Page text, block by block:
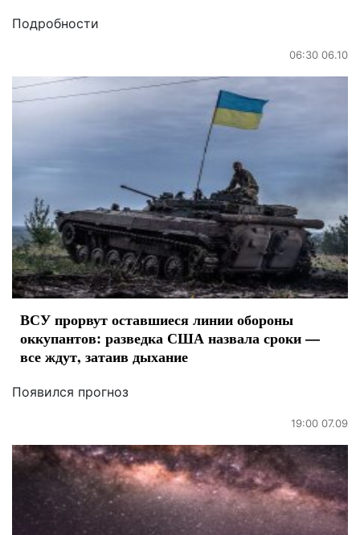
Подробности
06:30 06.10
ВСУ прорвут оставшиеся линии обороны
оккупантов: разведка США назвала сроки —
все ждут, затаив дыхание
Появился прогноз
19:00 07.09